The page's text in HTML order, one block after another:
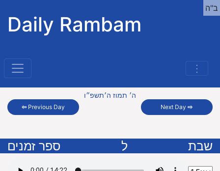
Daily Rambam
⋮
ב"ה
⇦ Previous Day
ה׳ תמוז ה׳תשפ״ו
Next Day⇨
שבת ל ספר זמנים